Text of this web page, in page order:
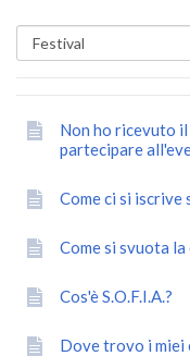
Non ho ricevuto il
partecipare
Come ci si iscrive
Come si svuota
Cos'è S.O.F.I.A.?
Dove trovo i miei